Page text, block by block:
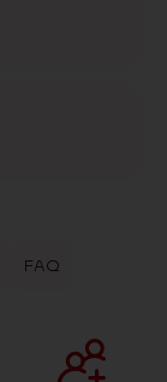
FAQ